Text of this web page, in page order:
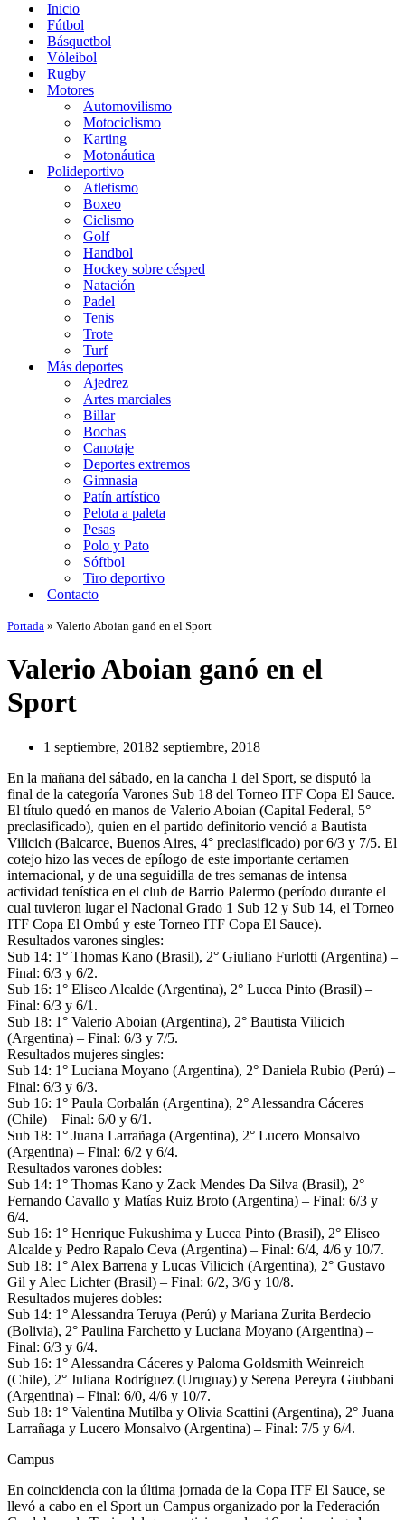
navegación
Inicio
Fútbol
Básquetbol
Vóleibol
Rugby
Motores
Automovilismo
Motociclismo
Karting
Motonáutica
Polideportivo
Atletismo
Boxeo
Ciclismo
Golf
Handbol
Hockey sobre césped
Natación
Padel
Tenis
Trote
Turf
Más deportes
Ajedrez
Artes marciales
Billar
Bochas
Canotaje
Deportes extremos
Gimnasia
Patín artístico
Pelota a paleta
Pesas
Polo y Pato
Sóftbol
Tiro deportivo
Contacto
Portada » Valerio Aboian ganó en el Sport
Valerio Aboian ganó en el
Sport
1 septiembre, 20182 septiembre, 2018
En la mañana del sábado, en la cancha 1 del Sport, se disputó la
final de la categoría Varones Sub 18 del Torneo ITF Copa El Sauce.
El título quedó en manos de Valerio Aboian (Capital Federal, 5°
preclasificado), quien en el partido definitorio venció a Bautista
Vilicich (Balcarce, Buenos Aires, 4° preclasificado) por 6/3 y 7/5. El
cotejo hizo las veces de epílogo de este importante certamen
internacional, y de una seguidilla de tres semanas de intensa
actividad tenística en el club de Barrio Palermo (período durante el
cual tuvieron lugar el Nacional Grado 1 Sub 12 y Sub 14, el Torneo
ITF Copa El Ombú y este Torneo ITF Copa El Sauce).
Resultados varones singles:
Sub 14: 1° Thomas Kano (Brasil), 2° Giuliano Furlotti (Argentina) –
Final: 6/3 y 6/2.
Sub 16: 1° Eliseo Alcalde (Argentina), 2° Lucca Pinto (Brasil) –
Final: 6/3 y 6/1.
Sub 18: 1° Valerio Aboian (Argentina), 2° Bautista Vilicich
(Argentina) – Final: 6/3 y 7/5.
Resultados mujeres singles:
Sub 14: 1° Luciana Moyano (Argentina), 2° Daniela Rubio (Perú) –
Final: 6/3 y 6/3.
Sub 16: 1° Paula Corbalán (Argentina), 2° Alessandra Cáceres
(Chile) – Final: 6/0 y 6/1.
Sub 18: 1° Juana Larrañaga (Argentina), 2° Lucero Monsalvo
(Argentina) – Final: 6/2 y 6/4.
Resultados varones dobles:
Sub 14: 1° Thomas Kano y Zack Mendes Da Silva (Brasil), 2°
Fernando Cavallo y Matías Ruiz Broto (Argentina) – Final: 6/3 y
6/4.
Sub 16: 1° Henrique Fukushima y Lucca Pinto (Brasil), 2° Eliseo
Alcalde y Pedro Rapalo Ceva (Argentina) – Final: 6/4, 4/6 y 10/7.
Sub 18: 1° Alex Barrena y Lucas Vilicich (Argentina), 2° Gustavo
Gil y Alec Lichter (Brasil) – Final: 6/2, 3/6 y 10/8.
Resultados mujeres dobles:
Sub 14: 1° Alessandra Teruya (Perú) y Mariana Zurita Berdecio
(Bolivia), 2° Paulina Farchetto y Luciana Moyano (Argentina) –
Final: 6/3 y 6/4.
Sub 16: 1° Alessandra Cáceres y Paloma Goldsmith Weinreich
(Chile), 2° Juliana Rodríguez (Uruguay) y Serena Pereyra Giubbani
(Argentina) – Final: 6/0, 4/6 y 10/7.
Sub 18: 1° Valentina Mutilba y Olivia Scattini (Argentina), 2° Juana
Larrañaga y Lucero Monsalvo (Argentina) – Final: 7/5 y 6/4.
Campus
En coincidencia con la última jornada de la Copa ITF El Sauce, se
llevó a cabo en el Sport un Campus organizado por la Federación